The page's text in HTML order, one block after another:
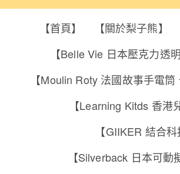
【首頁】 【關於梨子熊】
【Belle Vie 日本壓克力透明
【Moulin Roty 法國故事手電筒
【Learning Kitds 香港
【GIIKER 結合
【Silverback 日本可動